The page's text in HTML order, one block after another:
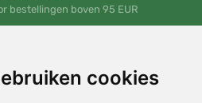
cookies
bestellingen boven 95 EUR
elk gewenst moment binnen 90
ruilen